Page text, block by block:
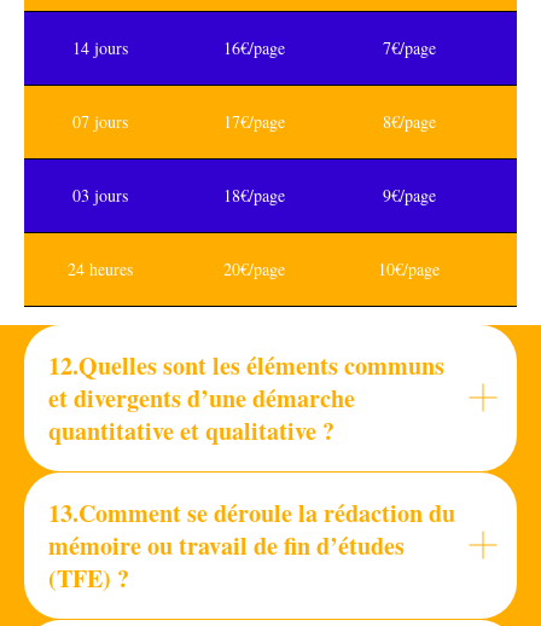
14 jours 16€/page 7€/page
07 jours 17€/page 8€/page
03 jours 18€/page 9€/page
24 heures 20€/page 10€/page
12.Quelles sont les éléments communs
et divergents d’une démarche
quantitative et qualitative ?
13.Comment se déroule la rédaction du
mémoire ou travail de fin d’études
(TFE) ?